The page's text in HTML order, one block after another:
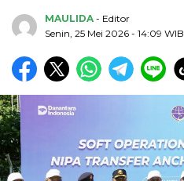
MAULIDA - Editor
Senin, 25 Mei 2026 - 14:09 WIB